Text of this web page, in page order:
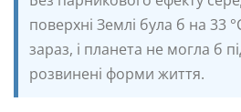
поверхні Землі була б на 33
зараз, і планета не могла б
розвинені форми життя.